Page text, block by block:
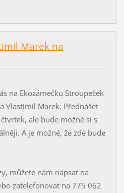
Marek na
na Ekozámečku Stroupeček
Vlastimil Marek. Přednášet
ale bude možné si s
A je možné, že zde bude
můžete nám napsat na
zatelefonovat na 775 062